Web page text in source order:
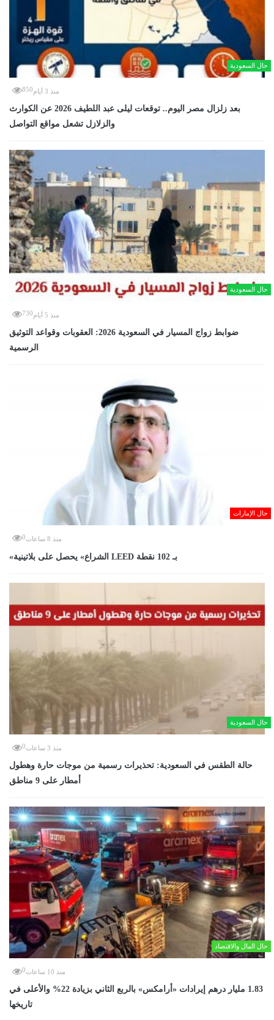
حال السعودية
منذ 3 أيام 850
بعد زلزال مصر اليوم.. توقعات ليلى عبد اللطيف 2026 عن الكوارث
والزلازل تشعل مواقع التواصل
حال السعودية
منذ 5 أيام 730
ضوابط زواج المسيار في السعودية 2026: العقوبات وقواعد التوثيق
الرسمية
حال الإمارات
منذ 8 ساعات 0
«الشراع» يحصل على بلاتينية LEED بـ 102 نقطة
حال السعودية
منذ 3 ساعات 0
حالة الطقس في السعودية: تحذيرات رسمية من موجات حارة وهطول
أمطار على 9 مناطق
حال المال والاقتصاد
منذ 10 ساعات 0
‏1.83 مليار درهم إيرادات «أرامكس» بالربع الثاني بزيادة 22% والأعلى في
تاريخها